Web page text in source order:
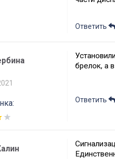
Ответить
брелок, а
Ответить